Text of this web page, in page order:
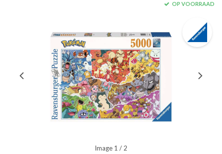
OP VOORRAAD
Image 1 / 2